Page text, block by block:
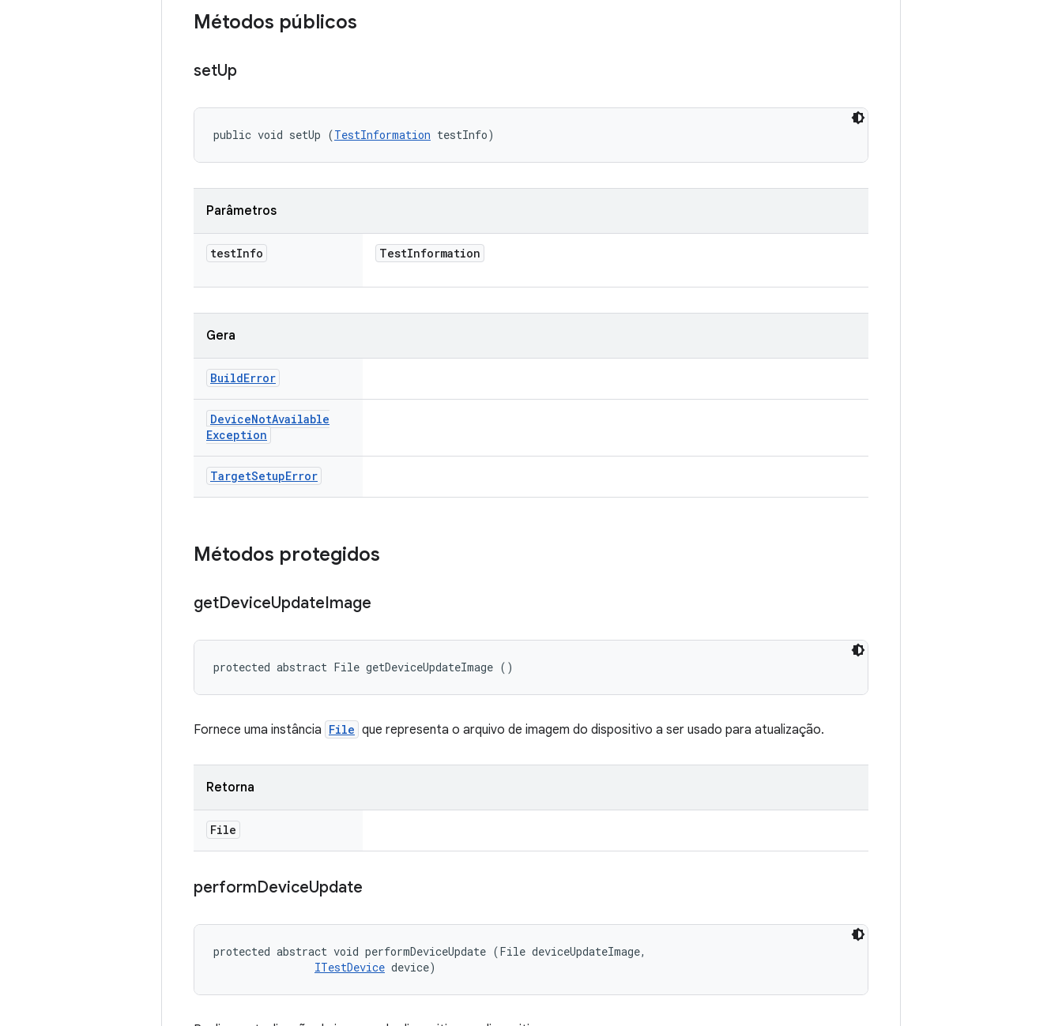
Métodos públicos
setUp
public void setUp (TestInformation testInfo)
Parâmetros
testInfo TestInformation
Gera
BuildError
DeviceNotAvailable
Exception
TargetSetupError
Métodos protegidos
getDeviceUpdateImage
protected abstract File getDeviceUpdateImage ()
Fornece uma instância File que representa o arquivo de imagem do dispositivo a ser usado para atualização.
Retorna
File
performDeviceUpdate
protected abstract void performDeviceUpdate (File deviceUpdateImage,
ITestDevice device)